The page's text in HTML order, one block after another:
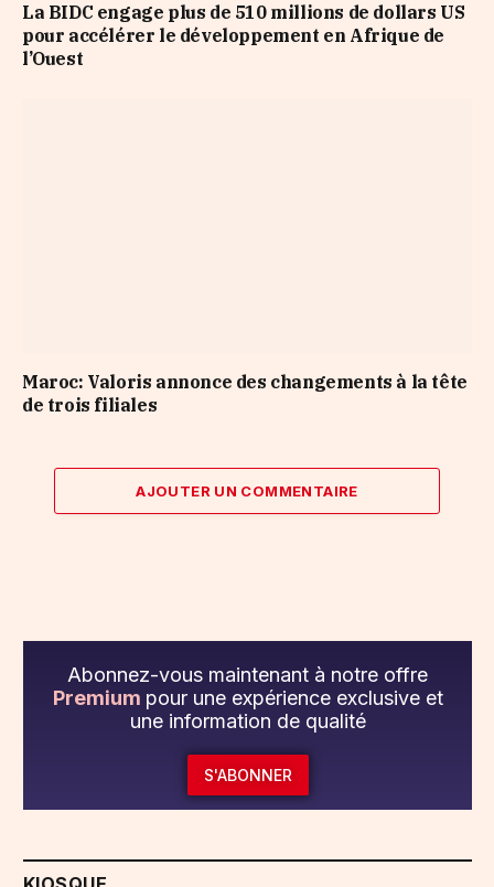
La BIDC engage plus de 510 millions de dollars US
pour accélérer le développement en Afrique de
l’Ouest
Maroc: Valoris annonce des changements à la tête
de trois filiales
AJOUTER UN COMMENTAIRE
Abonnez-vous maintenant à notre offre
Premium pour une expérience exclusive et
une information de qualité
S'ABONNER